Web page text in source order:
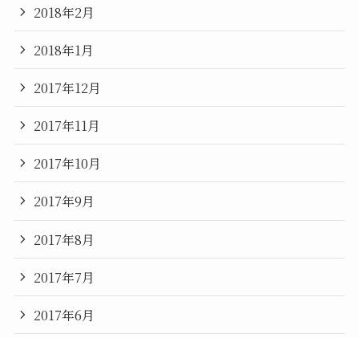
2018年2月
2018年1月
2017年12月
2017年11月
2017年10月
2017年9月
2017年8月
2017年7月
2017年6月